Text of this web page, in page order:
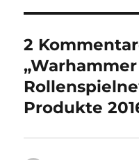
2
Produkte